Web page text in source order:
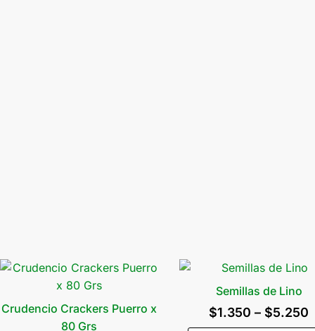
Crudencio Crackers Puerro x
80 Grs
Semillas de Lino
$1.350 – $5.250